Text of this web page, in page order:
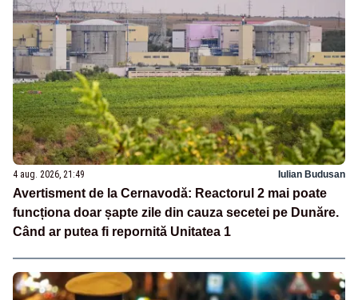
4 aug. 2026, 21:49 Iulian Budusan
Avertisment de la Cernavodă: Reactorul 2 mai poate
funcționa doar șapte zile din cauza secetei pe Dunăre.
Când ar putea fi repornită Unitatea 1